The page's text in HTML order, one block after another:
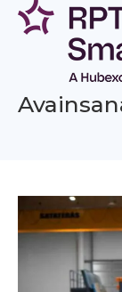
Siirry
sisältöön